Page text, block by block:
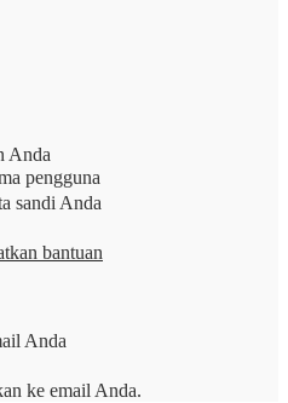
Anda
pengguna
sandi Anda
bantuan
Anda
ke email Anda.